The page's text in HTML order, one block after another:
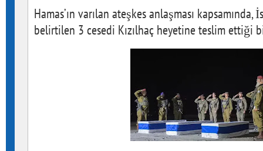
Hamas’ın varılan ateşkes anlaşması
belirtilen 3 cesedi Kızılhaç heyetine teslim ettiği